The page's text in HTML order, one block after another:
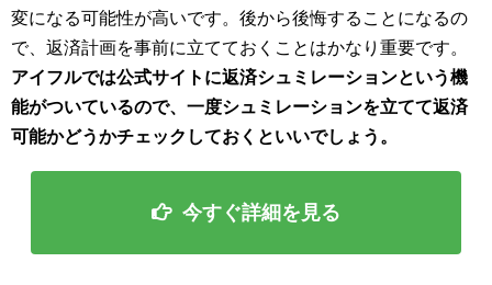
変になる可能性が高いです。後から後悔することになるの
で、返済計画を事前に立てておくことはかなり重要です。
アイフルでは公式サイトに返済シュミレーションという機
能がついているので、一度シュミレーションを立てて返済
可能かどうかチェックしておくといいでしょう。
今すぐ詳細を見る